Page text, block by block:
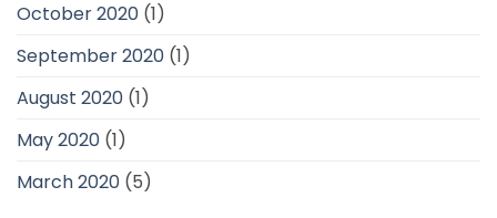
October 2020 (1)
September 2020 (1)
August 2020 (1)
May 2020 (1)
March 2020 (5)